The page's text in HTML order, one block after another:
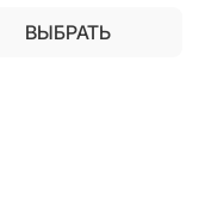
ВЫБРАТЬ